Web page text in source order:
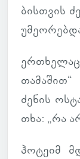
ბის­თვის
ძენის
თხა: „რა
ჰო­ტეიმ